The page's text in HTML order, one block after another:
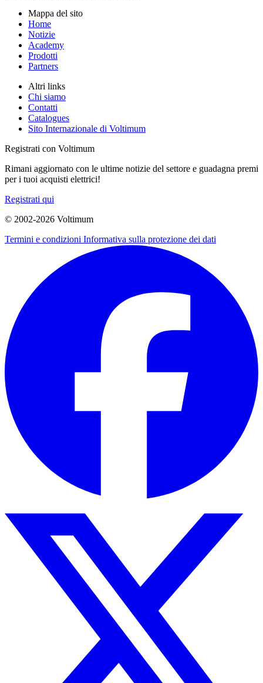
Mappa del sito
Home
Notizie
Academy
Prodotti
Partners
Altri links
Chi siamo
Contatti
Catalogues
Sito Internazionale di Voltimum
Registrati con Voltimum
Rimani aggiornato con le ultime notizie del settore e guadagna premi
per i tuoi acquisti elettrici!
Registrati qui
© 2002-2026 Voltimum
Termini e condizioni Informativa sulla protezione dei dati